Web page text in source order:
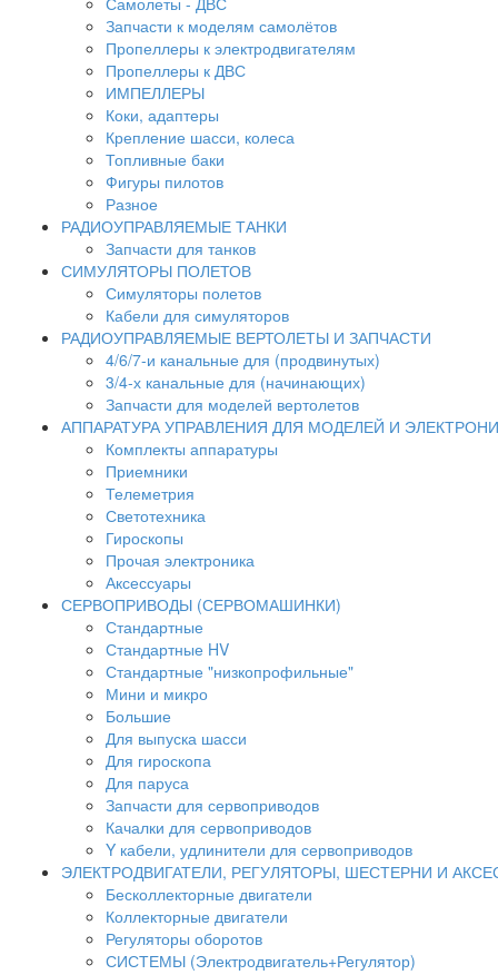
Запчасти к моделям самолётов
Пропеллеры к электродвигателям
Пропеллеры к ДВС
ИМПЕЛЛЕРЫ
Коки, адаптеры
Крепление шасси, колеса
Топливные баки
Фигуры пилотов
Разное
РАДИОУПРАВЛЯЕМЫЕ ТАНКИ
Запчасти для танков
СИМУЛЯТОРЫ ПОЛЕТОВ
Симуляторы полетов
Кабели для симуляторов
РАДИОУПРАВЛЯЕМЫЕ ВЕРТОЛЕТЫ И ЗАПЧАСТИ
4/6/7-и канальные для (продвинутых)
3/4-х канальные для (начинающих)
Запчасти для моделей вертолетов
АППАРАТУРА УПРАВЛЕНИЯ ДЛЯ МОДЕЛЕЙ И
Комплекты аппаратуры
Приемники
Телеметрия
Светотехника
Гироскопы
Прочая электроника
Аксессуары
СЕРВОПРИВОДЫ (СЕРВОМАШИНКИ)
Стандартные
Стандартные HV
Стандартные "низкопрофильные"
Мини и микро
Большие
Для выпуска шасси
Для гироскопа
Для паруса
Запчасти для сервоприводов
Качалки для сервоприводов
Y кабели, удлинители для сервоприводов
ЭЛЕКТРОДВИГАТЕЛИ, РЕГУЛЯТОРЫ, ШЕСТЕРНИ И
Бесколлекторные двигатели
Коллекторные двигатели
Регуляторы оборотов
СИСТЕМЫ (Электродвигатель+Регулятор)